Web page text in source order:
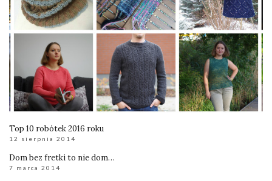
Top 10 robótek 2016 roku
12 sierpnia 2014
Dom bez fretki to nie dom…
7 marca 2014